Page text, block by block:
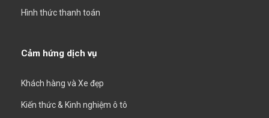
Hình thức thanh toán
Cảm hứng dịch vụ
Khách hàng và Xe đẹp
Kiến thức & Kinh nghiệm ô tô